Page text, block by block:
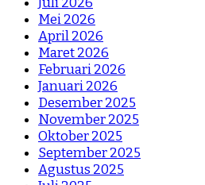
Mei 2026
April 2026
Maret 2026
Februari 2026
Januari 2026
Desember 2025
November 2025
Oktober 2025
September 2025
Agustus 2025